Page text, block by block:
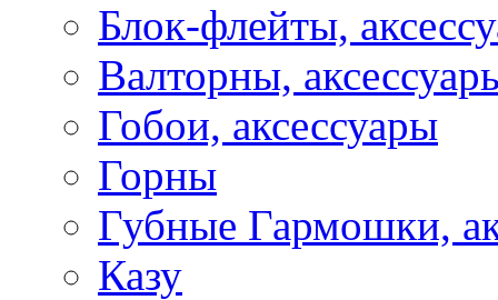
Блок-флейты,
Валторны,
Гобои, аксессуары
Горны
Губные Гармошки,
Казу